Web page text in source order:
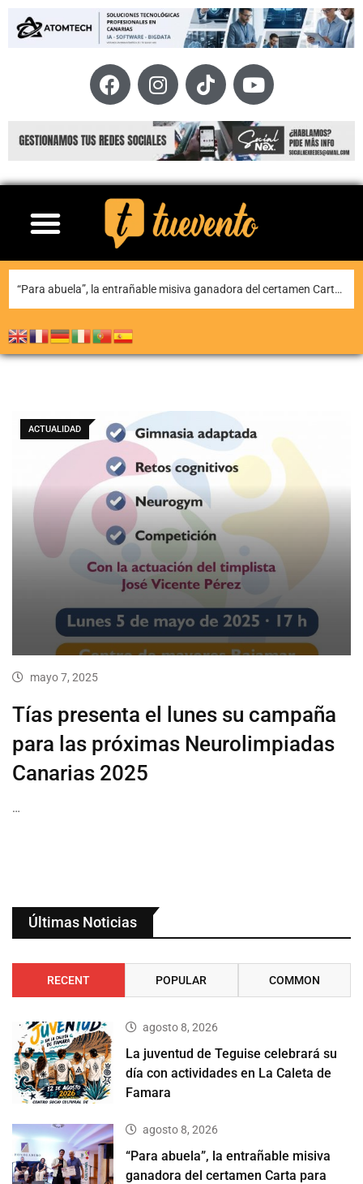
“Para abuela”, la entrañable misiva ganadora del certamen Carta para una fiesta de Puerto del Carmen
ACTUALIDAD
mayo 7, 2025
Tías presenta el lunes su campaña
para las próximas Neurolimpiadas
Canarias 2025
…
Últimas Noticias
RECENT POPULAR COMMON
agosto 8, 2026
La juventud de Teguise celebrará su
día con actividades en La Caleta de
Famara
agosto 8, 2026
“Para abuela”, la entrañable misiva
ganadora del certamen Carta para